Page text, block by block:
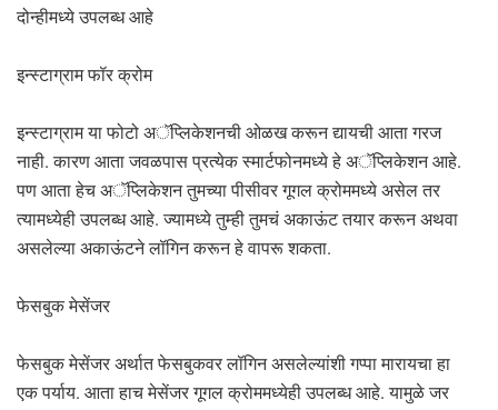
दोन्हीमध्ये उपलब्ध आहे
इन्स्टाग्राम फॉर क्रोम
इन्स्टाग्राम या फोटो अॅप्लिकेशनची ओळख करून द्यायची आता गरज
नाही. कारण आता जवळपास प्रत्येक स्मार्टफोनमध्ये हे अॅप्लिकेशन आहे.
पण आता हेच अॅप्लिकेशन तुमच्या पीसीवर गूगल क्रोममध्ये असेल तर
त्यामध्येही उपलब्ध आहे. ज्यामध्ये तुम्ही तुमचं अकाऊंट तयार करून अथवा
असलेल्या अकाऊंटने लॉगिन करून हे वापरू शकता.
फेसबुक मेसेंजर
फेसबुक मेसेंजर अर्थात फेसबुकवर लॉगिन असलेल्यांशी गप्पा मारायचा हा
एक पर्याय. आता हाच मेसेंजर गूगल क्रोममध्येही उपलब्ध आहे. यामुळे जर